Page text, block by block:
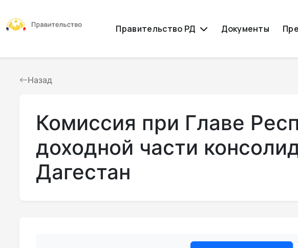
Правительство РД Документы
Назад
Комиссия при Главе
доходной части
Дагестан